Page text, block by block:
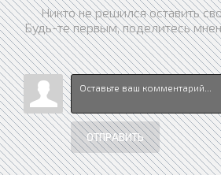
Никто не решился оставить
Будь-те первым, поделитесь
ОТПРАВИТЬ